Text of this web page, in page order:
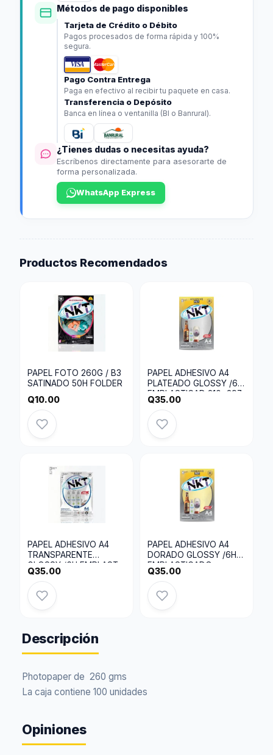
Métodos de pago disponibles
Tarjeta de Crédito o Débito
Pagos procesados de forma rápida y 100%
segura.
VISA MasterCard
Pago Contra Entrega
Paga en efectivo al recibir tu paquete en casa.
Transferencia o Depósito
Banca en línea o ventanilla (BI o Banrural).
¿Tienes dudas o necesitas ayuda?
Escríbenos directamente para asesorarte de
forma personalizada.
WhatsApp Express
Productos Recomendados
PAPEL FOTO 260G / B3
SATINADO 50H FOLDER
Q10.00
PAPEL ADHESIVO A4
PLATEADO GLOSSY /6H
EMPLASTICAD 210×297
Q35.00
PAPEL ADHESIVO A4
TRANSPARENTE
GLOSSY /6H EMPLAST
Q35.00
PAPEL ADHESIVO A4
DORADO GLOSSY /6H
EMPLASTICADO,
210×297
Q35.00
Descripción
Photopaper de 260 gms
La caja contiene 100 unidades
Opiniones